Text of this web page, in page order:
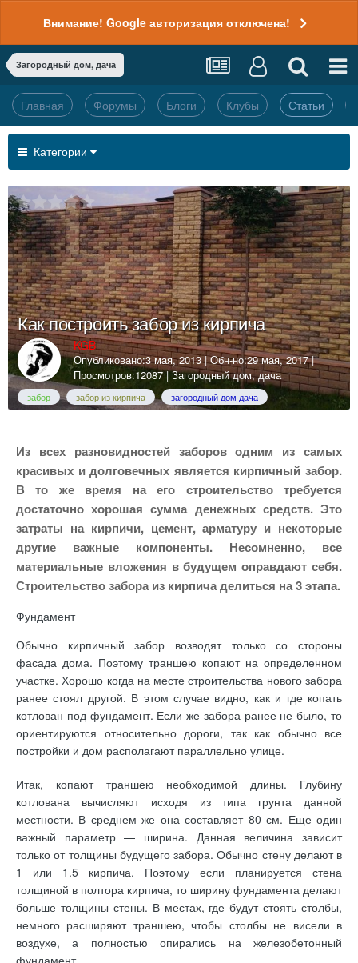
Внимание! Google авторизация отключена!
Загородный дом, дача
Главная Форумы Блоги Клубы Статьи
Категории
Как построить забор из кирпича
KGB
Опубликовано:3 мая, 2013| Обн-но:29 мая, 2017|
Просмотров:12087 |Загородный дом, дача
забор забор из кирпича загородный дом дача
Из всех разновидностей заборов одним из самых
красивых и долговечных является кирпичный забор.
В то же время на его строительство требуется
достаточно хорошая сумма денежных средств. Это
затраты на кирпичи, цемент, арматуру и некоторые
другие важные компоненты. Несомненно, все
материальные вложения в будущем оправдают себя.
Строительство забора из кирпича делиться на 3 этапа.
Фундамент
Обычно кирпичный забор возводят только со стороны
фасада дома. Поэтому траншею копают на определенном
участке. Хорошо когда на месте строительства нового забора
ранее стоял другой. В этом случае видно, как и где копать
котлован под фундамент. Если же забора ранее не было, то
ориентируются относительно дороги, так как обычно все
постройки и дом располагают параллельно улице.
Итак, копают траншею необходимой длины. Глубину
котлована вычисляют исходя из типа грунта данной
местности. В среднем же она составляет 80 см. Еще один
важный параметр — ширина. Данная величина зависит
только от толщины будущего забора. Обычно стену делают в
1 или 1.5 кирпича. Поэтому если планируется стена
толщиной в полтора кирпича, то ширину фундамента делают
больше толщины стены. В местах, где будут стоять столбы,
немного расширяют траншею, чтобы столбы не висели в
воздухе, а полностью опирались на железобетонный
фундамент.